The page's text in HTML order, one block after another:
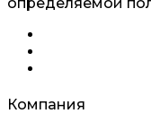
Компания